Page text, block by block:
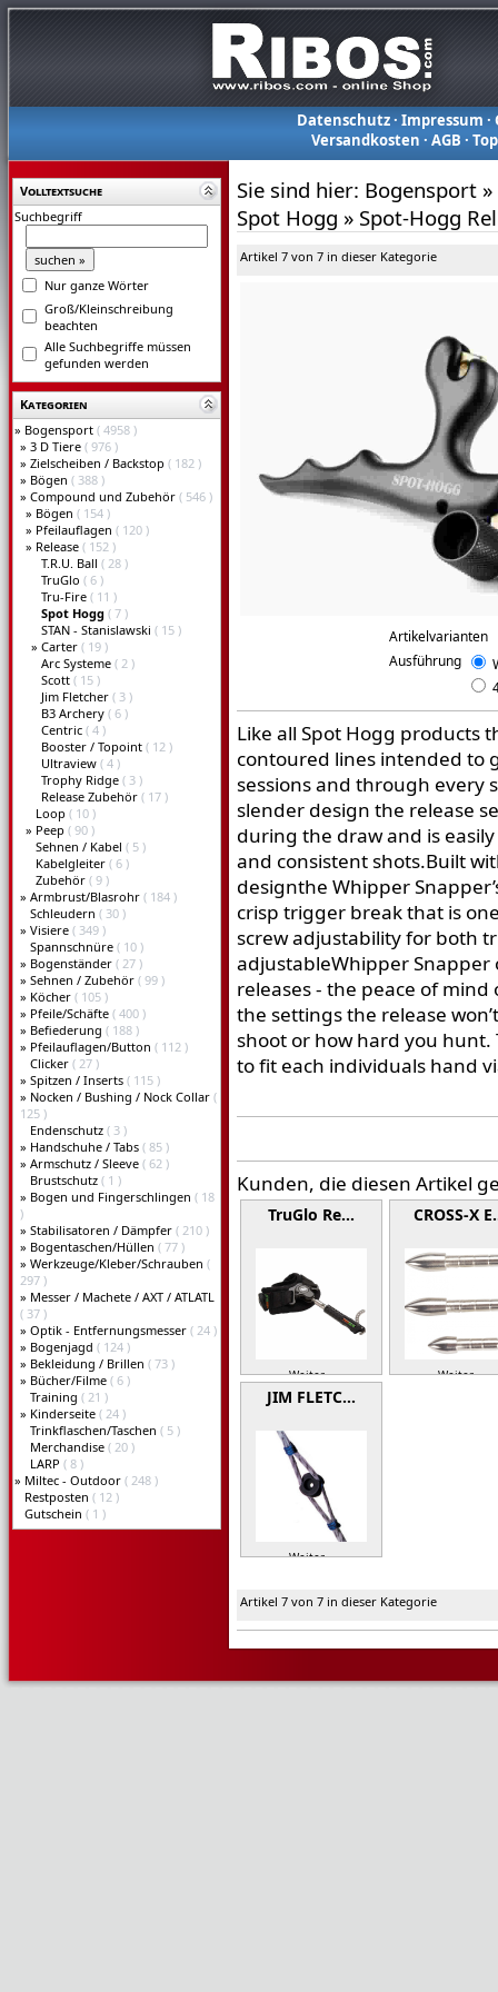
Datenschutz· Impressum ·
Versandkosten ·AGB ·
Volltextsuche
Suchbegriff
Nur ganze Wörter
Groß/Kleinschreibung
beachten
Alle Suchbegriffe müssen
gefunden werden
Kategorien
» Bogensport ( 4958 )
» 3 D Tiere ( 976 )
» Zielscheiben / Backstop ( 182 )
» Bögen ( 388 )
» Compound und Zubehör ( 546 )
» Bögen ( 154 )
» Pfeilauflagen ( 120 )
» Release ( 152 )
T.R.U. Ball ( 28 )
TruGlo ( 6 )
Tru-Fire ( 11 )
Spot Hogg ( 7 )
STAN - Stanislawski ( 15 )
» Carter ( 19 )
Arc Systeme ( 2 )
Scott ( 15 )
Jim Fletcher ( 3 )
B3 Archery ( 6 )
Centric ( 4 )
Booster / Topoint ( 12 )
Ultraview ( 4 )
Trophy Ridge ( 3 )
Release Zubehör ( 17 )
Loop ( 10 )
» Peep ( 90 )
Sehnen / Kabel ( 5 )
Kabelgleiter ( 6 )
Zubehör ( 9 )
» Armbrust/Blasrohr ( 184 )
Schleudern ( 30 )
» Visiere ( 349 )
Spannschnüre ( 10 )
» Bogenständer ( 27 )
» Sehnen / Zubehör ( 99 )
» Köcher ( 105 )
» Pfeile/Schäfte ( 400 )
» Befiederung ( 188 )
» Pfeilauflagen/Button ( 112 )
Clicker ( 27 )
» Spitzen / Inserts ( 115 )
» Nocken / Bushing / Nock Collar (
125 )
Endenschutz ( 3 )
» Handschuhe / Tabs ( 85 )
» Armschutz / Sleeve ( 62 )
Brustschutz ( 1 )
» Bogen und Fingerschlingen ( 18
)
» Stabilisatoren / Dämpfer ( 210 )
» Bogentaschen/Hüllen ( 77 )
» Werkzeuge/Kleber/Schrauben (
297 )
» Messer / Machete / AXT / ATLATL
( 37 )
» Optik - Entfernungsmesser ( 24 )
» Bogenjagd ( 124 )
» Bekleidung / Brillen ( 73 )
» Bücher/Filme ( 6 )
Training ( 21 )
» Kinderseite ( 24 )
Trinkflaschen/Taschen ( 5 )
Merchandise ( 20 )
LARP ( 8 )
» Miltec - Outdoor ( 248 )
Restposten ( 12 )
Gutschein ( 1 )
Sie sind hier: Bogensport »
Spot Hogg » Spot-Hogg
Artikel 7 von 7 in dieser Kategorie
Artikelvarianten
Ausführung
Like all Spot Hogg products
contoured lines intended to
sessions and through every
slender design the release
during the draw and is
and consistent shots.Built
designthe Whipper
crisp trigger break that is
screw adjustability for both
adjustableWhipper
releases - the peace of
the settings the release
shoot or how hard you hunt.
to fit each individuals hand
Kunden, die diesen Artikel
TruGlo Re…
Weiter »
CROSS-X
Weiter »
JIM FLETC…
Weiter »
Artikel 7 von 7 in dieser Kategorie